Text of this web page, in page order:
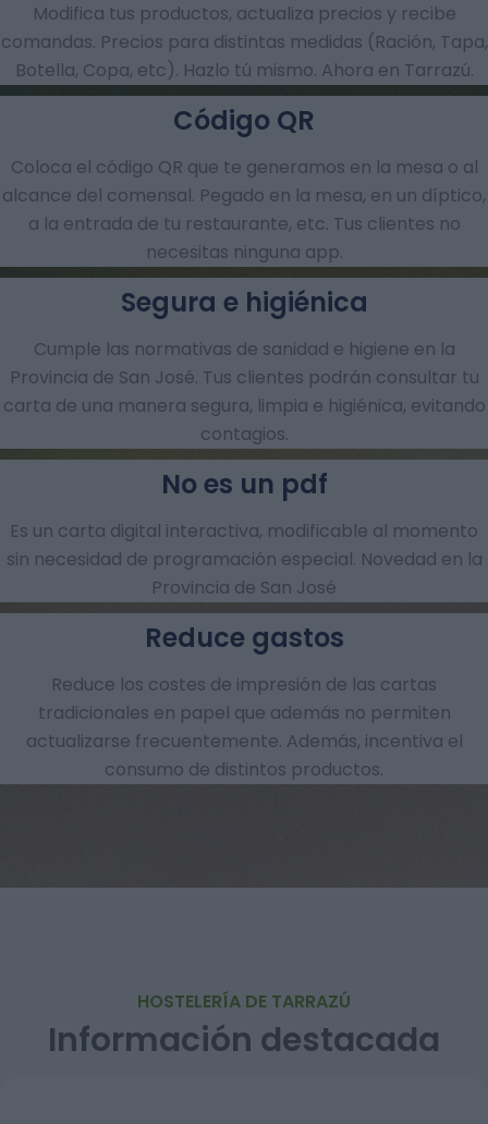
Modifica tus productos, actualiza precios y recibe
comandas.​ Precios para distintas medidas (Ración, Tapa,
Botella, Copa, etc). Hazlo tú mismo. Ahora en Tarrazú.
Coloca el código QR que te generamos en la mesa o al
alcance del comensal. Pegado en la mesa, en un díptico,
a la entrada de tu restaurante, etc. Tus clientes no
necesitas ninguna app.
Código QR
Cumple las normativas de sanidad e higiene en la
Provincia de San José. Tus clientes podrán consultar tu
carta de una manera segura, limpia e higiénica, evitando
contagios.
Segura e higiénica
Es un carta digital interactiva, modificable al momento
sin necesidad de programación especial. Novedad en la
Provincia de San José
No es un pdf
Reduce los costes de impresión de las cartas
tradicionales en papel que además no permiten
actualizarse frecuentemente. Además, incentiva el
consumo de distintos productos.
Reduce gastos
HOSTELERÍA DE TARRAZÚ
Información destacada